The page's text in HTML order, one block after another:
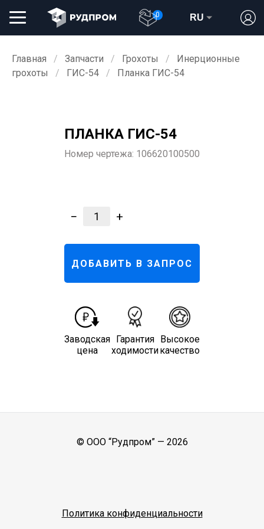
0 RU
Главная Запчасти Грохоты
Инерционные
грохоты
ГИС-54 Планка ГИС-54
ПЛАНКА ГИС-54
Номер чертежа: 106620100500
− 1 +
ДОБАВИТЬ В ЗАПРОС
Заводская
цена
Гарантия
ходимости
Высокое
качество
© ООО “Рудпром” — 2026
Политика конфиденциальности